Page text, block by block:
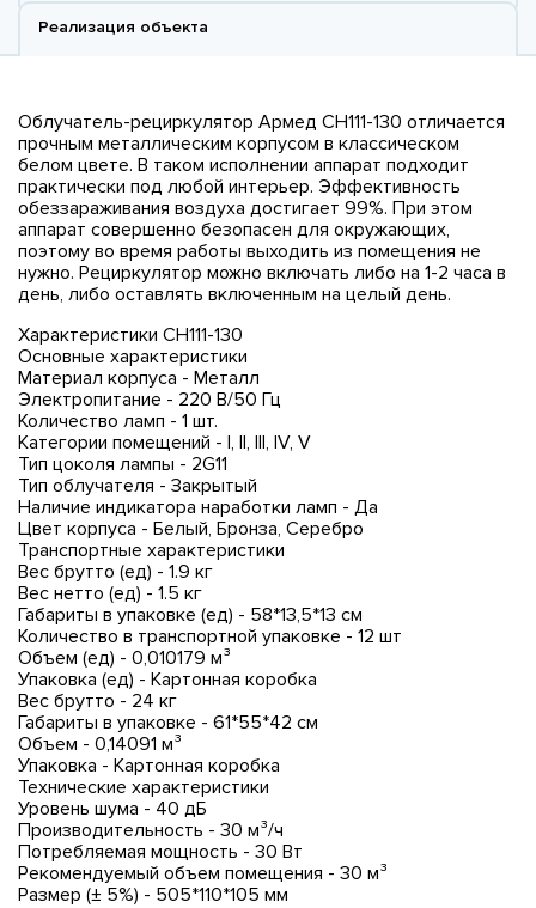
Реализация объекта
Облучатель-рециркулятор Армед СH111-130 отличается
прочным металлическим корпусом в классическом
белом цвете. В таком исполнении аппарат подходит
практически под любой интерьер. Эффективность
обеззараживания воздуха достигает 99%. При этом
аппарат совершенно безопасен для окружающих,
поэтому во время работы выходить из помещения не
нужно. Рециркулятор можно включать либо на 1-2 часа в
день, либо оставлять включенным на целый день.
Характеристики СН111-130
Основные характеристики
Материал корпуса - Металл
Электропитание - 220 В/50 Гц
Количество ламп - 1 шт.
Категории помещений - I, II, III, IV, V
Тип цоколя лампы - 2G11
Тип облучателя - Закрытый
Наличие индикатора наработки ламп - Да
Цвет корпуса - Белый, Бронза, Серебро
Транспортные характеристики
Вес брутто (ед) - 1.9 кг
Вес нетто (ед) - 1.5 кг
Габариты в упаковке (ед) - 58*13,5*13 см
Количество в транспортной упаковке - 12 шт
Объем (ед) - 0,010179 м³
Упаковка (ед) - Картонная коробка
Вес брутто - 24 кг
Габариты в упаковке - 61*55*42 см
Объем - 0,14091 м³
Упаковка - Картонная коробка
Технические характеристики
Уровень шума - 40 дБ
Производительность - 30 м³/ч
Потребляемая мощность - 30 Вт
Рекомендуемый объем помещения - 30 м³
Размер (± 5%) - 505*110*105 мм